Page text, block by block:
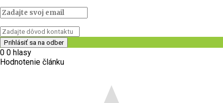
0 0 hlasy
Hodnotenie článku